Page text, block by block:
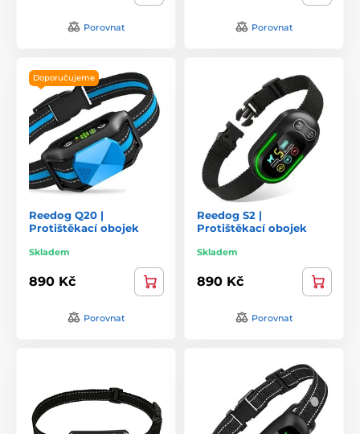
Porovnat Porovnat
Doporučujeme
Reedog Q20 |
Protištěkací obojek
Skladem
890 Kč
Porovnat
Reedog S2 |
Protištěkací obojek
Skladem
890 Kč
Porovnat